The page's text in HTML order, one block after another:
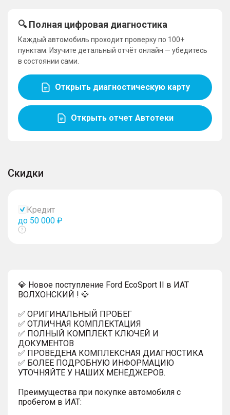
🔍 Полная цифровая диагностика
Каждый автомобиль проходит проверку по 100+
пунктам. Изучите детальный отчёт онлайн — убедитесь
в состоянии сами.
Открыть диагностическую карту
Открыть отчет Автотеки
Скидки
Кредит
до 50 000 ₽
Показать
💎 Новое поступление Ford EcoSport II в ИАТ
ВОЛХОНСКИЙ ! 💎
✅ ОРИГИНАЛЬНЫЙ ПРОБЕГ
✅ ОТЛИЧНАЯ КОМПЛЕКТАЦИЯ
✅ ПОЛНЫЙ КОМПЛЕКТ КЛЮЧЕЙ И
ДОКУМЕНТОВ
✅ ПРОВЕДЕНА КОМПЛЕКСНАЯ ДИАГНОСТИКА
✅ БОЛЕЕ ПОДРОБНУЮ ИНФОРМАЦИЮ
УТОЧНЯЙТЕ У НАШИХ МЕНЕДЖЕРОВ.
Преимущества при покупке автомобиля с
пробегом в ИАТ: